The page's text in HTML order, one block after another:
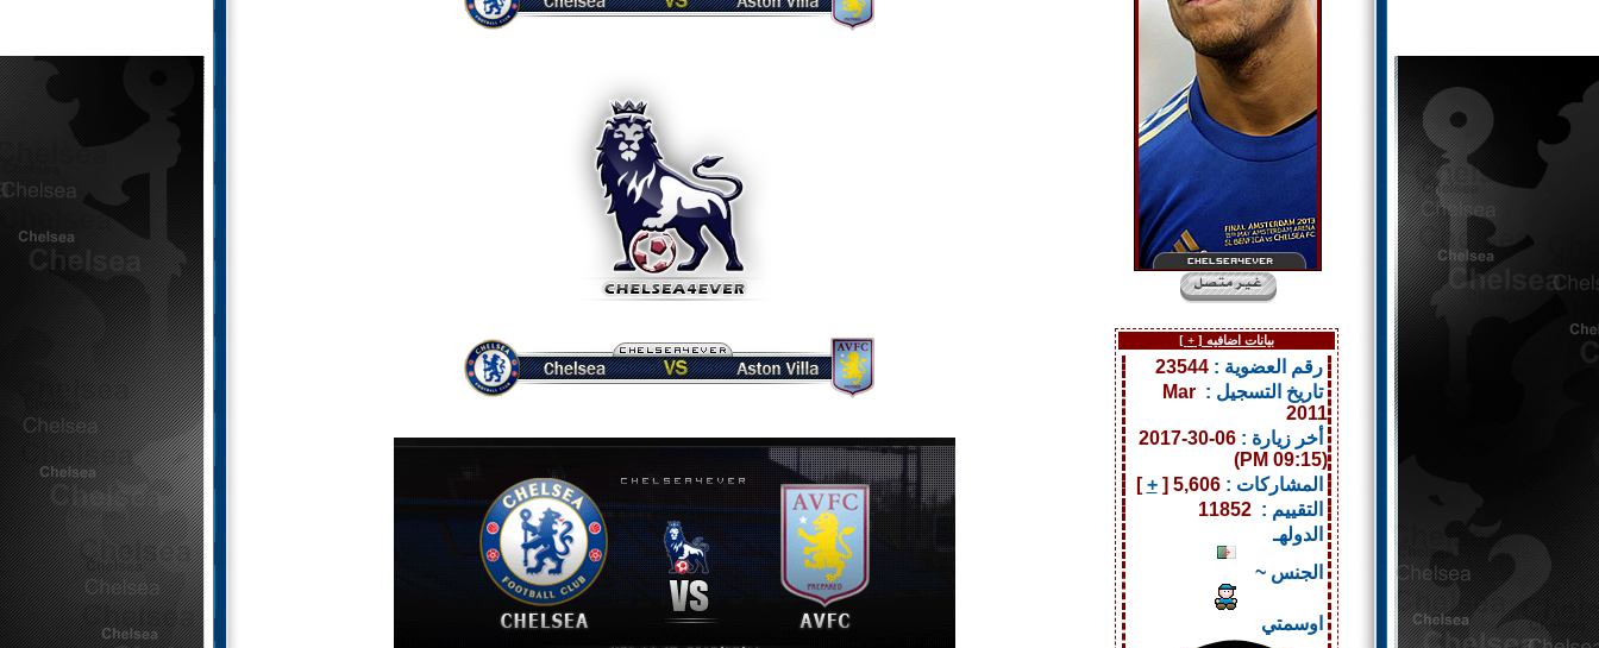
بيانات اضافيه [+
]
رقم العضوية : 23544
تاريخ التسجيل :Mar
2011
أخر زيارة :
06-30-2017
(09:15 PM)
المشاركات : 5,606 [
+
]
التقييم :11852
الدولهـ
الجنس ~
اوسمتي